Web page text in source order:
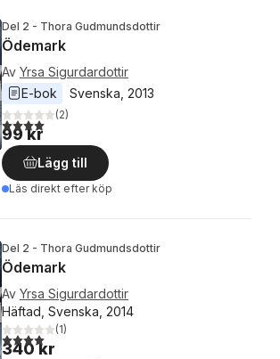
Del 2 - Thora Gudmundsdottir
Ödemark
Av Yrsa Sigurdardottir
E-bok
Svenska 2013
4,0utav 5 stjärnor. Totalt antal röster:
(2)
99 kr
Lägg till
Läs direkt efter köp
Del 2 - Thora Gudmundsdottir
Ödemark
Av Yrsa Sigurdardottir
Häftad, Svenska, 2014
4,0utav 5 stjärnor. Totalt antal röster:
(1)
340 kr